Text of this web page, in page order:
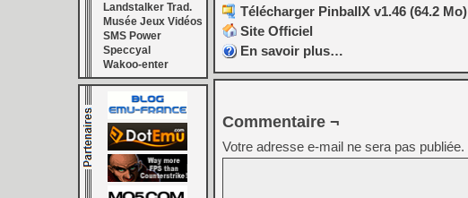
Landstalker Trad.
Musée Jeux Vidéos
SMS Power
Speccyal
Wakoo-enter
Télécharger PinballX v1.46 (64.2 Mo)
Site Officiel
En savoir plus…
Commentaire ¬
Votre adresse e-mail ne sera pas publiée.